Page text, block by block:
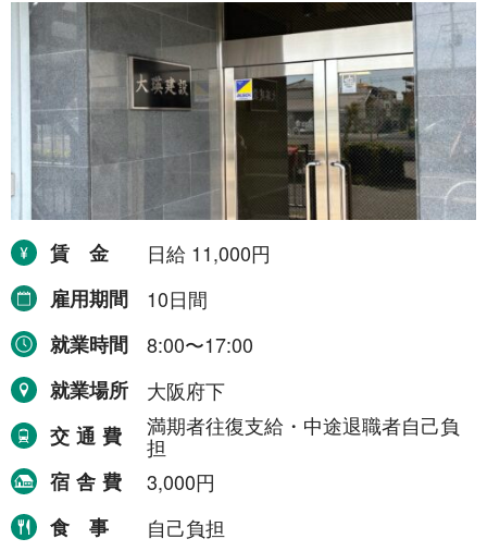
賃金
日給 11,000円
雇用期間
10日間
就業時間
8:00〜17:00
就業場所
大阪府下
交通費
満期者往復支給・中途退職者自己負
担
宿舎費
3,000円
食事
自己負担